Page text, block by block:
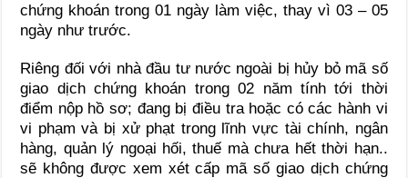
chứng khoán trong 01 ngày làm việc, thay vì 03 – 05
ngày như trước.
Riêng đối với nhà đầu tư nước ngoài bị hủy bỏ mã số
giao dịch chứng khoán trong 02 năm tính tới thời
điểm nộp hồ sơ; đang bị điều tra hoặc có các hành vi
vi phạm và bị xử phạt trong lĩnh vực tài chính, ngân
hàng, quản lý ngoại hối, thuế mà chưa hết thời hạn..
sẽ không được xem xét cấp mã số giao dịch chứng